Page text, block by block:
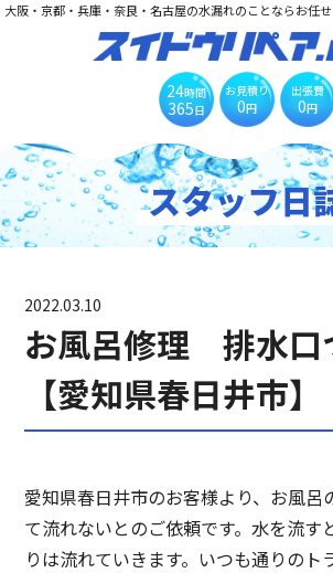
大阪・京都・兵庫・奈良・名古屋の水漏れのことならお任せ
24時間
365日
お見積り
0円
出張費
0円
スタッフ日
2022.03.10
お風呂修理 排水口
【愛知県春日井市】
愛知県春日井市のお客様より、お風呂
て流れないとのご依頼です。水を流す
りは流れていきます。いつも通りのト